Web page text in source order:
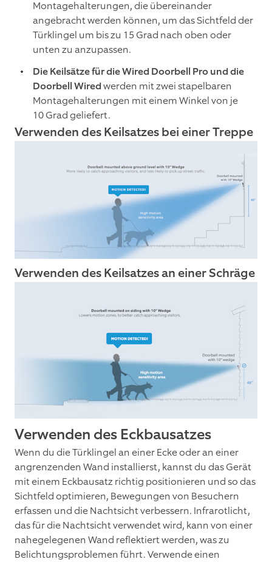
Montagehalterungen, die übereinander
angebracht werden können, um das Sichtfeld der
Türklingel um bis zu 15 Grad nach oben oder
unten zu anzupassen.
Die Keilsätze für die Wired Doorbell Pro und die
Doorbell Wiredwerden mit zwei stapelbaren
Montagehalterungen mit einem Winkel von je
10 Grad geliefert.
Verwenden des Keilsatzes bei einer Treppe
Verwenden des Keilsatzes an einer Schräge
Verwenden des Eckbausatzes
Wenn du die Türklingel an einer Ecke oder an einer
angrenzenden Wand installierst, kannst du das Gerät
mit einem Eckbausatz richtig positionieren und so das
Sichtfeld optimieren, Bewegungen von Besuchern
erfassen und die Nachtsicht verbessern. Infrarotlicht,
das für die Nachtsicht verwendet wird, kann von einer
nahegelegenen Wand reflektiert werden, was zu
Belichtungsproblemen führt. Verwende einen